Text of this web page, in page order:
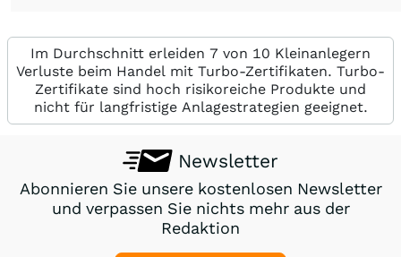
Im Durchschnitt erleiden 7 von 10 Kleinanlegern
Verluste beim Handel mit Turbo-Zertifikaten. Turbo-
Zertifikate sind hoch risikoreiche Produkte und
nicht für langfristige Anlagestrategien geeignet.
Newsletter
Abonnieren Sie unsere kostenlosen Newsletter
und verpassen Sie nichts mehr aus der
Redaktion